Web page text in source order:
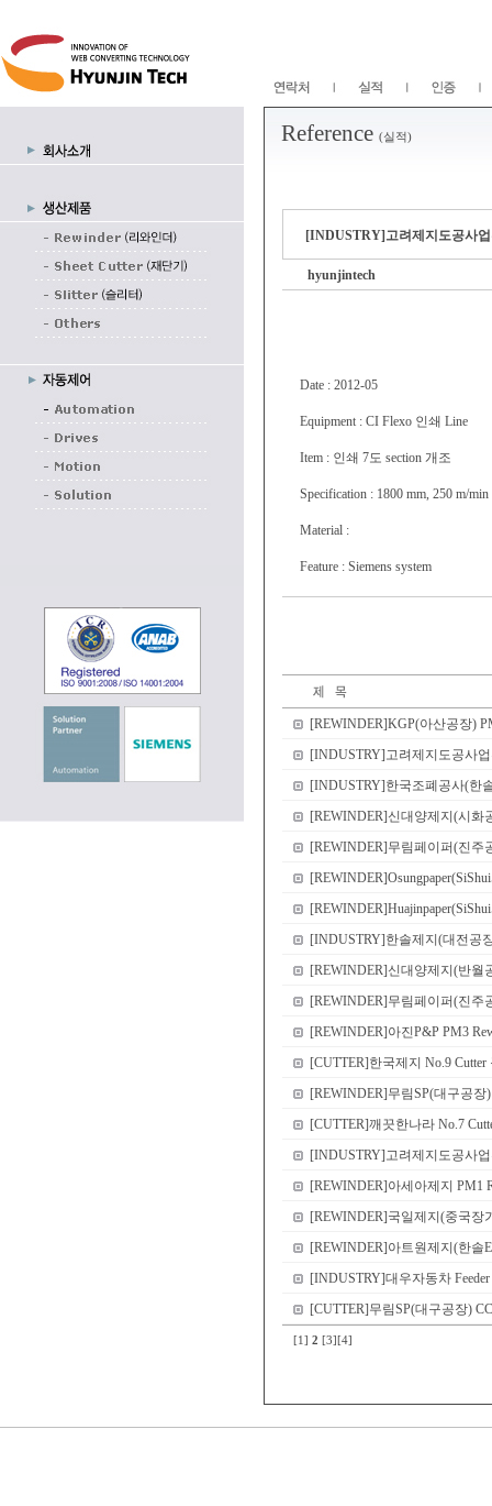
Reference (실적)
[INDUSTRY]고려제지도공사
hyunjintech
Date : 2012-05
Equipment : CI Flexo 인쇄 Line
Item : 인쇄 7도 section 개조
Specification : 1800 mm, 250 m/min
Material :
Feature : Siemens system
[REWINDER]KGP(아산공장)
[INDUSTRY]고려제지도공사업
[INDUSTRY]한국조폐공사(한
[REWINDER]신대양제지(시화
[REWINDER]무림페이퍼(진주
[INDUSTRY]한솔제지(대전공장
[REWINDER]신대양제지(반월
[REWINDER]무림페이퍼(진주
[REWINDER]아진P&P PM3
[CUTTER]한국제지 No.9
[REWINDER]무림SP(대구공장)
[CUTTER]깨끗한나라 No.7
[INDUSTRY]고려제지도공사업
[REWINDER]아세아제지 PM1
[REWINDER]국일제지(중국장
[REWINDER]아트원제지(한솔
[INDUSTRY]대우자동차
[CUTTER]무림SP(대구공장)
[1] 2 [3] [4]